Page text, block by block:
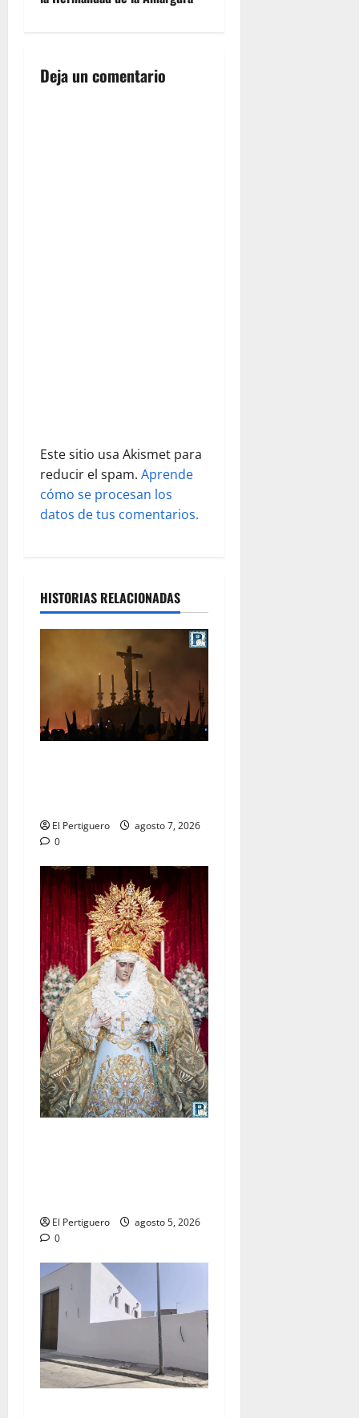
a
a
d
a
Deja un comentario
Este sitio usa Akismet para
reducir el spam. Aprende
cómo se procesan los
datos de tus comentarios.
HISTORIAS RELACIONADAS
El Pertiguero
agosto 7, 2026
0
El Pertiguero
agosto 5, 2026
0